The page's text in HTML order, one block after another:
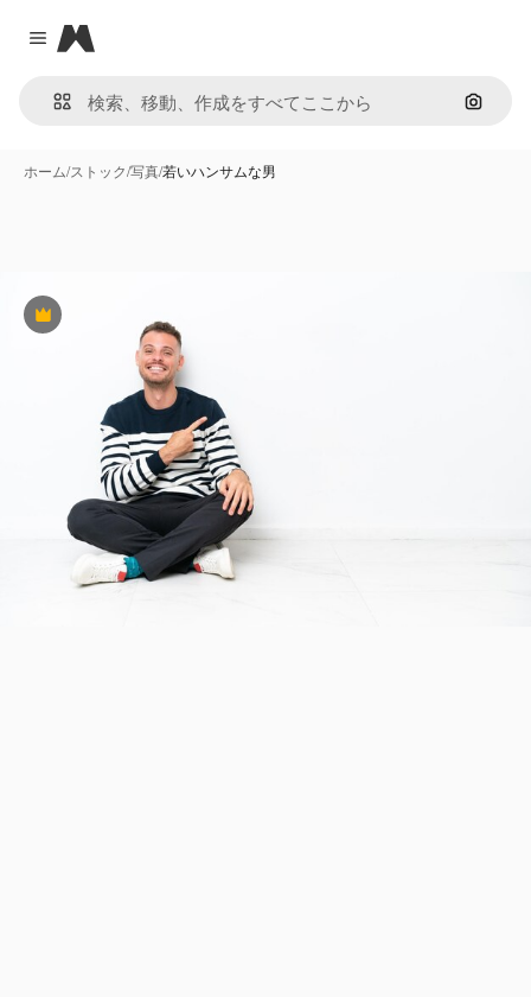
Close menu
Magnific
画像で
ホーム/ストック/写真/若いハンサムな男
Premium